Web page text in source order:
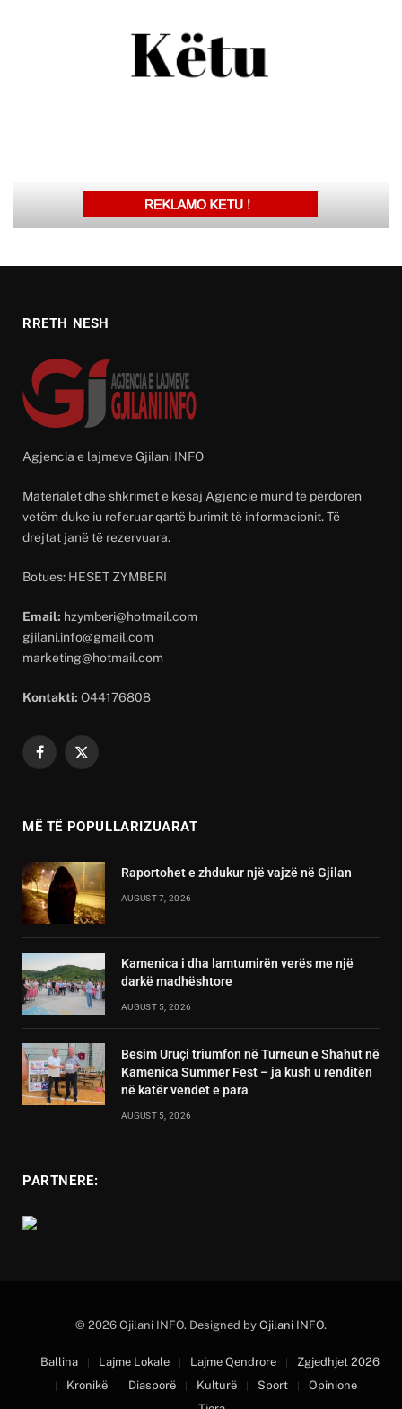
RRETH NESH
Agjencia e lajmeve Gjilani INFO
Materialet dhe shkrimet e kësaj Agjencie mund të përdoren
vetëm duke iu referuar qartë burimit të informacionit. Të
drejtat janë të rezervuara.
Botues: HESET ZYMBERI
Email: hzymberi@hotmail.com
gjilani.info@gmail.com
marketing@hotmail.com
Kontakti: O44176808
Facebook
X
MË TË POPULLARIZUARAT
Raportohet e zhdukur një vajzë në Gjilan
AUGUST 7, 2026
Kamenica i dha lamtumirën verës me një
darkë madhështore
AUGUST 5, 2026
Besim Uruçi triumfon në Turneun e Shahut në
Kamenica Summer Fest – ja kush u renditën
në katër vendet e para
AUGUST 5, 2026
PARTNERE:
© 2026 Gjilani INFO. Designed by Gjilani INFO.
Ballina Lajme Lokale Lajme Qendrore
Zgjedhjet 2026
Kronikë
Diasporë Kulturë Sport
Opinione